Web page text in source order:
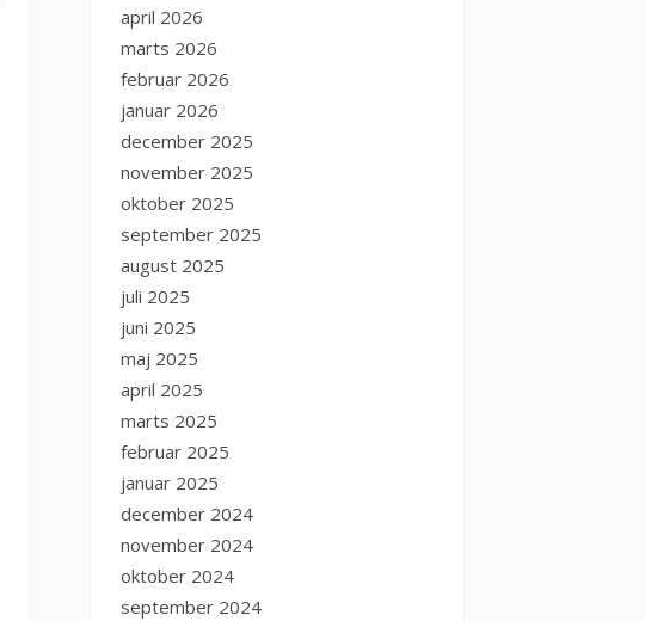
april 2026
marts 2026
februar 2026
januar 2026
december 2025
november 2025
oktober 2025
september 2025
august 2025
juli 2025
juni 2025
maj 2025
april 2025
marts 2025
februar 2025
januar 2025
december 2024
november 2024
oktober 2024
september 2024